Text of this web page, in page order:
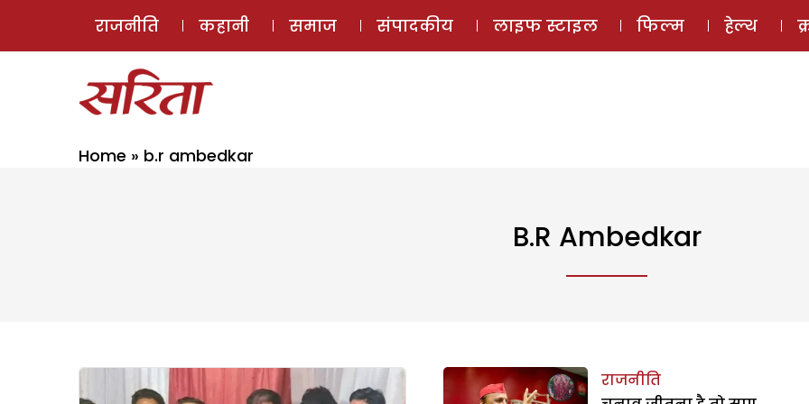
ई-मैगज़ीन
राजनीति कहानी समाज संपादकीय लाइफ स्टाइल फिल्म हेल्थ
Home » b.r ambedkar
B.r Ambedkar
राजनीति